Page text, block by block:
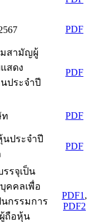
PDF
มสามัญผู้
สดง
ประจำปี
PDF
ท PDF
ประจำปี
PDF
รจุเป็น
คคลเพื่อ
นกรรมการ
ถือหุ้น
PDF1 ,
PDF2